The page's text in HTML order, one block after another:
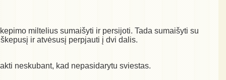
miltelius sumaišyti ir persijoti. Tada sumaišyti su
ir atvėsusį perpjauti į dvi dalis.
neskubant, kad nepasidarytu sviestas.